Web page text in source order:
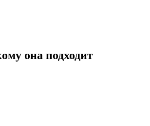
она подходит